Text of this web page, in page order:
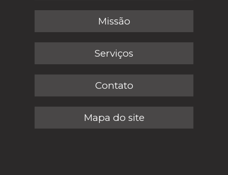
Missão
Serviços
Contato
Mapa do site